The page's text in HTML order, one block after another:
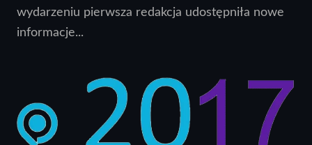
wydarzeniu pierwsza redakcja udostępniła nowe
informacje...